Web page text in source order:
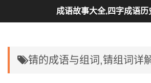
锖的成语与组词,锖组词详
成语故事大全,四字成语历